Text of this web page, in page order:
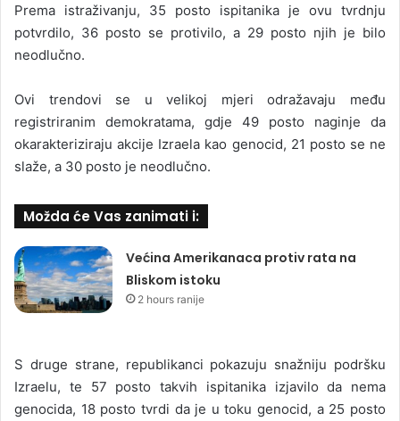
Prema istraživanju, 35 posto ispitanika je ovu tvrdnju
potvrdilo, 36 posto se protivilo, a 29 posto njih je bilo
neodlučno.
Ovi trendovi se u velikoj mjeri odražavaju među
registriranim demokratama, gdje 49 posto naginje da
okarakteriziraju akcije Izraela kao genocid, 21 posto se ne
slaže, a 30 posto je neodlučno.
Možda će Vas zanimati i:
Većina Amerikanaca protiv rata na
Bliskom istoku
2 hours ranije
S druge strane, republikanci pokazuju snažniju podršku
Izraelu, te 57 posto takvih ispitanika izjavilo da nema
genocida, 18 posto tvrdi da je u toku genocid, a 25 posto